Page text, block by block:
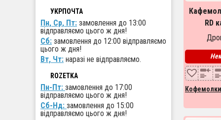
RD
Кофемолки
УКРПОЧТА
Пн, Ср, Пт: замовлення до 13:00
відправляємо цього ж дня!
Сб: замовлення до 12:00 відправляємо
цього ж дня!
Вт, Чт: наразі не відправляємо.
ROZETKA
Пн-Пт: замовлення до 17:00
відправляємо цього ж дня!
Сб-Нд: замовлення до 15:00
відправляємо цього ж дня!